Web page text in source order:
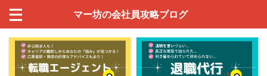
マー坊の会社員攻略ブログ